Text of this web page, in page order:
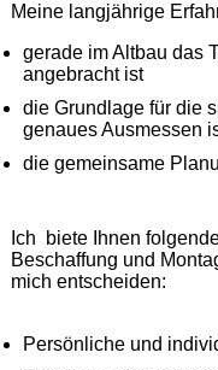
Meine langjährige
gerade im Altbau das
angebracht ist
die Grundlage für die
genaues Ausmessen
die gemeinsame
Ich biete Ihnen
Beschaffung und
mich entscheiden:
Persönliche und